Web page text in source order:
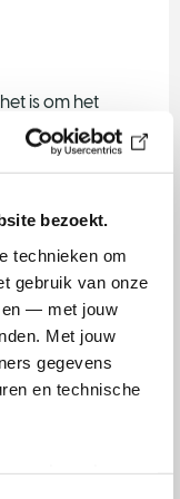
bezoekt.
technieken om
gebruik van onze
en — met jouw
Met jouw
gegevens
en technische
is om het
hebt, waar je
dingen.
het. Waarom
advies: als je
er gewoon naar.
iemand die
partner en
voelen.